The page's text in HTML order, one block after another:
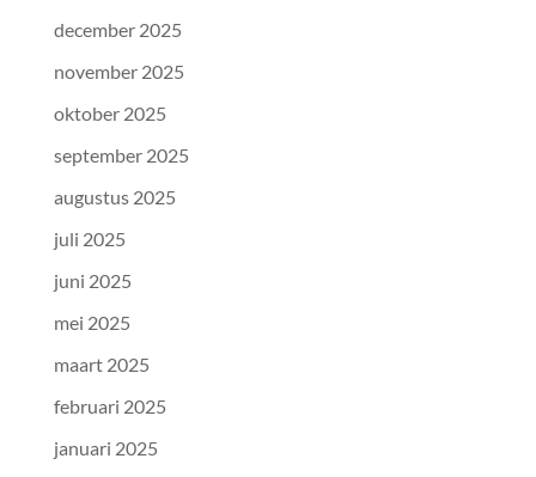
december 2025
november 2025
oktober 2025
september 2025
augustus 2025
juli 2025
juni 2025
mei 2025
maart 2025
februari 2025
januari 2025